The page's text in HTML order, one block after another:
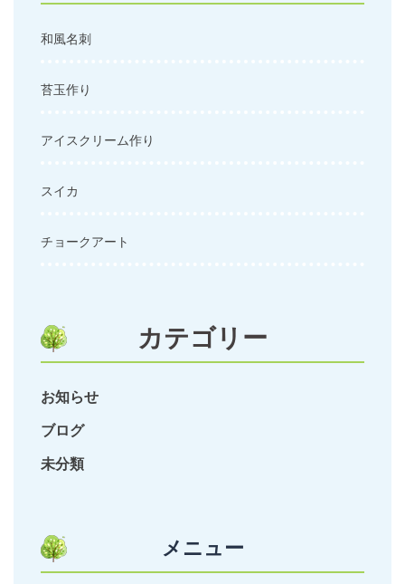
和風名刺
苔玉作り
アイスクリーム作り
スイカ
チョークアート
カテゴリー
お知らせ
ブログ
未分類
メニュー